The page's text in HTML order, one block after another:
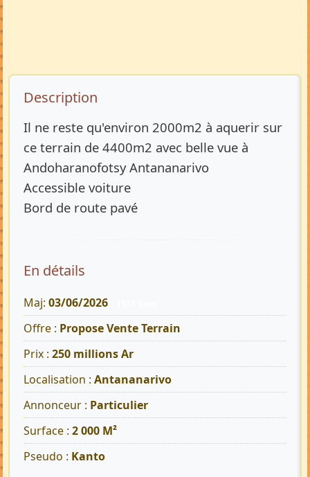
Description de l’annonce
Description
Il ne reste qu'environ 2000m2 à aquerir sur
ce terrain de 4400m2 avec belle vue à
Andoharanofotsy Antananarivo
Accessible voiture
Bord de route pavé
En détails
Maj: 03/06/2026
Offre : Propose Vente Terrain
Prix : 250 millions Ar
Localisation : Antananarivo
Annonceur : Particulier
Surface : 2 000 M²
Pseudo : Kanto